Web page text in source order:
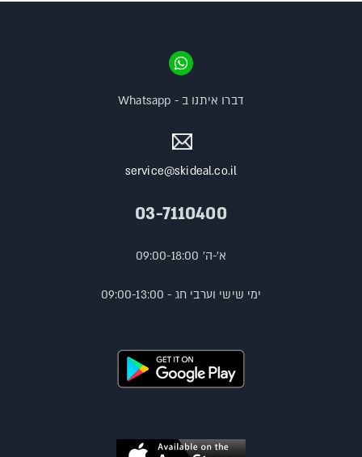
service@skideal.co.il
03-7110400
א'-ה' 09:00-18:00
ימי שישי וערבי חג - 09:00-13:00
דברו איתנו ב - Whatsapp